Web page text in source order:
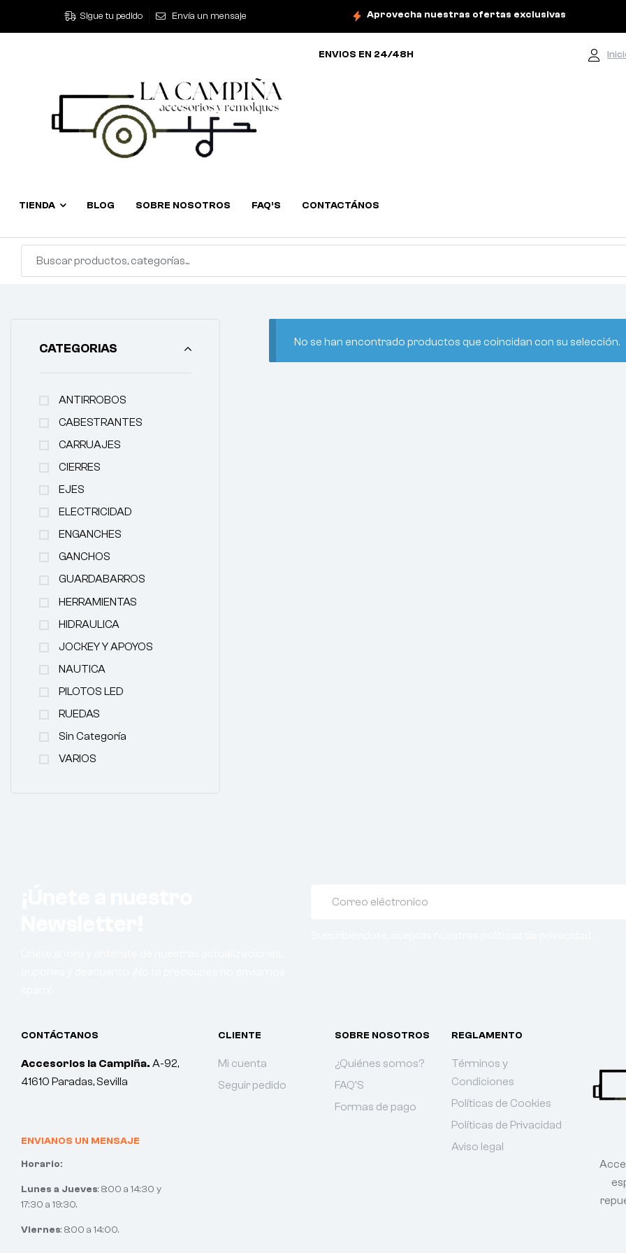
Sigue tu pedido Envía un mensaje Aprovecha nuestras ofertas exclusivas
TIENDA BLOG SOBRE NOSOTROS FAQ’S CONTACTÁNOS
ENVIOS EN 24/48H
No se han encontrado productos que coincidan con su selección.
CATEGORIAS
ANTIRROBOS
CABESTRANTES
CARRUAJES
CIERRES
EJES
ELECTRICIDAD
ENGANCHES
GANCHOS
GUARDABARROS
HERRAMIENTAS
HIDRAULICA
JOCKEY Y APOYOS
NAUTICA
PILOTOS LED
RUEDAS
Sin Categoría
VARIOS
CONTÁCTANOS
Accesorios la Campiña. A-92,
41610 Paradas, Sevilla
ENVIANOS UN MENSAJE
Horario:
Lunes a Jueves: 8:00 a 14:30 y
17:30 a 19:30.
Viernes: 8:00 a 14:00.
CLIENTE
Mi cuenta
Seguir pedido
SOBRE NOSOTROS
¿Quiénes somos?
FAQ'S
Formas de pago
REGLAMENTO
Términos y
Condiciones
Políticas de Cookies
Políticas de Privacidad
Aviso legal